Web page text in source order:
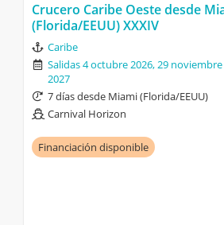
Crucero Caribe Oeste desde
(Florida/EEUU) XXXIV
Caribe
Salidas 4 octubre 2026, 29
2027
7 días desde Miami (Florida/EEUU)
Carnival Horizon
Financiación disponible